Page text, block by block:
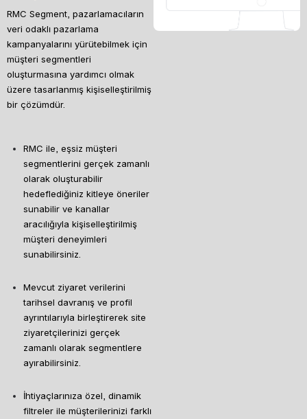
RMC Segment, pazarlamacıların
veri odaklı pazarlama
kampanyalarını yürütebilmek için
müşteri segmentleri
oluşturmasına yardımcı olmak
üzere tasarlanmış kişiselleştirilmiş
bir çözümdür.
RMC ile, eşsiz müşteri
segmentlerini gerçek zamanlı
olarak oluşturabilir
hedeflediğiniz kitleye öneriler
sunabilir ve kanallar
aracılığıyla kişiselleştirilmiş
müşteri deneyimleri
sunabilirsiniz.
Mevcut ziyaret verilerini
tarihsel davranış ve profil
ayrıntılarıyla birleştirerek site
ziyaretçilerinizi gerçek
zamanlı olarak segmentlere
ayırabilirsiniz.
İhtiyaçlarınıza özel, dinamik
filtreler ile müşterilerinizi farklı